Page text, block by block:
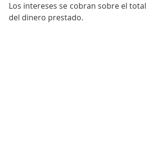
Los intereses se cobran sobre el total
del dinero prestado.